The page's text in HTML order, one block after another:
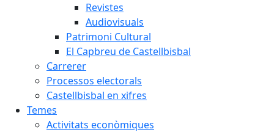
Revistes
Audiovisuals
Patrimoni Cultural
El Capbreu de Castellbisbal
Carrerer
Processos electorals
Castellbisbal en xifres
Temes
Activitats econòmiques